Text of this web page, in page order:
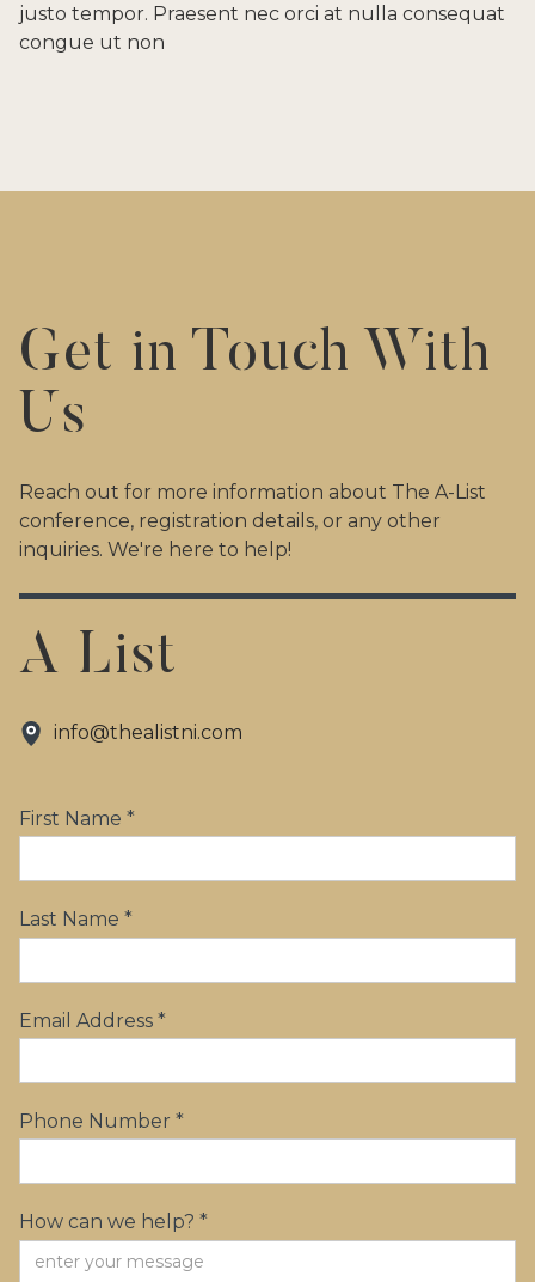
justo tempor. Praesent nec orci at nulla consequat
congue ut non
Get in Touch With
Us
Reach out for more information about The A-List
conference, registration details, or any other
inquiries. We're here to help!
A List
info@thealistni.com
First Name *
Last Name *
Email Address *
Phone Number *
How can we help? *